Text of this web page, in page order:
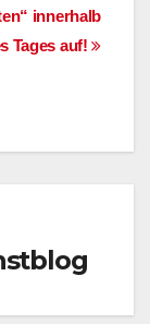
innerhalb
Tages auf!